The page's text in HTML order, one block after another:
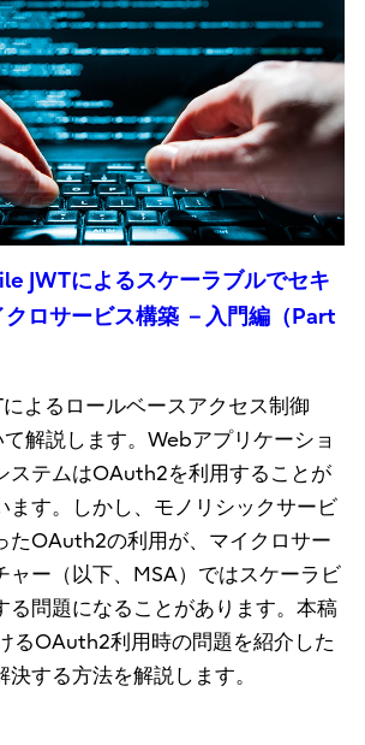
JWTによるスケーラブルでセキ
クロサービス構築 －入門編（Part
よるロールベースアクセス制御
て解説します。Webアプリケーショ
ステムはOAuth2を利用することが
ます。しかし、モノリシックサービ
たOAuth2の利用が、マイクロサー
ャー（以下、MSA）ではスケーラビ
る問題になることがあります。本稿
るOAuth2利用時の問題を紹介した
する方法を解説します。